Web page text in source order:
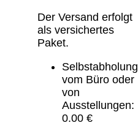
Der Versand erfolgt
als versichertes
Paket.
Selbstabholung
vom Büro oder
von
Ausstellungen:
0.00 €